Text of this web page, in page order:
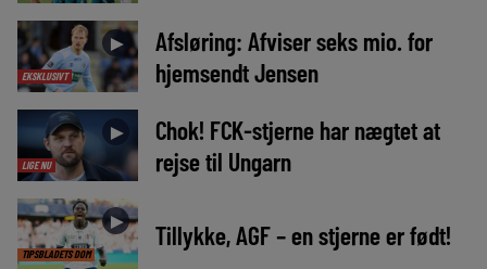
EKSKLUSIVT
►
Afsløring: Afviser seks mio. for
hjemsendt Jensen
LIGE NU
►
Chok! FCK-stjerne har nægtet at
rejse til Ungarn
TIPSBLADETS DOM
► Tillykke, AGF – en stjerne er født!